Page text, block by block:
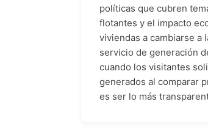
políticas que cubren
flotantes y el impacto
viviendas a cambiarse a
servicio de generación
cuando los visitantes
generados al comparar
es ser lo más